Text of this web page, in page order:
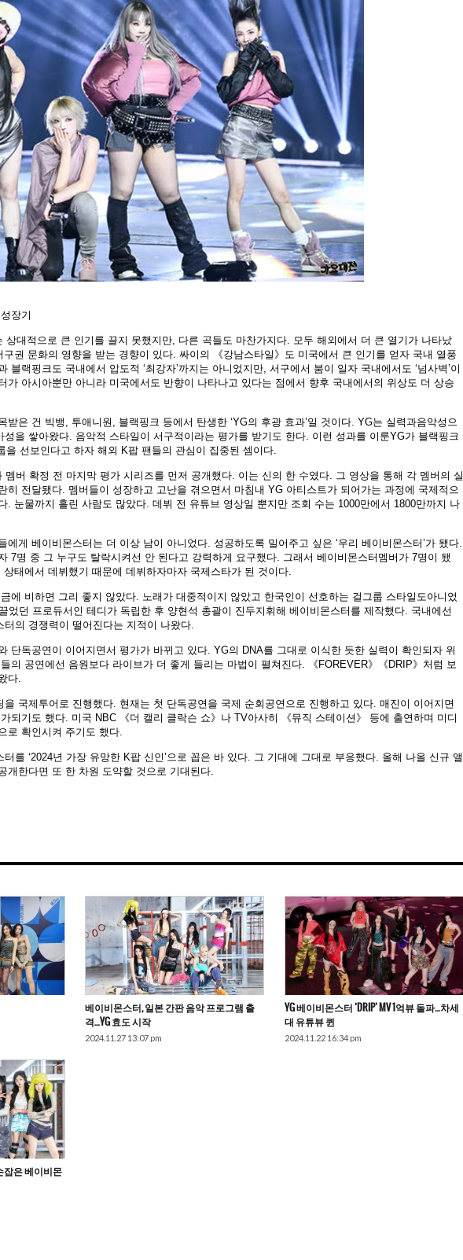
장기
상대적으로 큰 인기를 끌지 못했지만, 다른 곡들도 마찬가지다. 모두 해외에서 더 큰 열기가 나타났
권 문화의 영향을 받는 경향이 있다. 싸이의 《강남스타일》도 미국에서 큰 인기를 얻자 국내 열풍
블랙핑크도 국내에서 압도적 ‘최강자’까지는 아니었지만, 서구에서 붐이 일자 국내에서도 ‘넘사벽’이
가 아시아뿐만 아니라 미국에서도 반향이 나타나고 있다는 점에서 향후 국내에서의 위상도 더 상승
받은 건 빅뱅, 투애니원, 블랙핑크 등에서 탄생한 ‘YG의 후광 효과’일 것이다. YG는 실력과음악성으
성을 쌓아왔다. 음악적 스타일이 서구적이라는 평가를 받기도 한다. 이런 성과를 이룬YG가 블랙핑크
을 선보인다고 하자 해외 K팝 팬들의 관심이 집중된 셈이다.
멤버 확정 전 마지막 평가 시리즈를 먼저 공개했다. 이는 신의 한 수였다. 그 영상을 통해 각 멤버의 실
히 전달됐다. 멤버들이 성장하고 고난을 겪으면서 마침내 YG 아티스트가 되어가는 과정에 국제적으
. 눈물까지 흘린 사람도 많았다. 데뷔 전 유튜브 영상일 뿐지만 조회 수는 1000만에서 1800만까지 나
에게 베이비몬스터는 더 이상 남이 아니었다. 성공하도록 밀어주고 싶은 ‘우리 베이비몬스터’가 됐다.
7명 중 그 누구도 탈락시켜선 안 된다고 강력하게 요구했다. 그래서 베이비몬스터멤버가 7명이 됐
태에서 데뷔했기 때문에 데뷔하자마자 국제스타가 된 것이다.
에 비하면 그리 좋지 않았다. 노래가 대중적이지 않았고 한국인이 선호하는 걸그룹 스타일도아니었
었던 프로듀서인 테디가 독립한 후 양현석 총괄이 진두지휘해 베이비몬스터를 제작했다. 국내에선
터의 경쟁력이 떨어진다는 지적이 나왔다.
단독공연이 이어지면서 평가가 바뀌고 있다. YG의 DNA를 그대로 이식한 듯한 실력이 확인되자 위
의 공연에선 음원보다 라이브가 더 좋게 들리는 마법이 펼쳐진다. 《FOREVER》《DRIP》처럼 보
다.
을 국제투어로 진행했다. 현재는 첫 단독공연을 국제 순회공연으로 진행하고 있다. 매진이 이어지면
되기도 했다. 미국 NBC 《더 캘리 클락슨 쇼》나 TV아사히 《뮤직 스테이션》 등에 출연하며 미디
로 확인시켜 주기도 했다.
를 ‘2024년 가장 유망한 K팝 신인’으로 꼽은 바 있다. 그 기대에 그대로 부응했다. 올해 나올 신규 앨
개한다면 또 한 차원 도약할 것으로 기대된다.
베이비몬스터, 일본 간판 음악 프로그램 출
격…YG 효도 시작
2024.11.27 13:07 pm
YG 베이비몬스터 ‘DRIP’ MV 1억뷰 돌파…차세
대 유튜뷰 퀸
2024.11.22 16:34 pm
잡은 베이비몬